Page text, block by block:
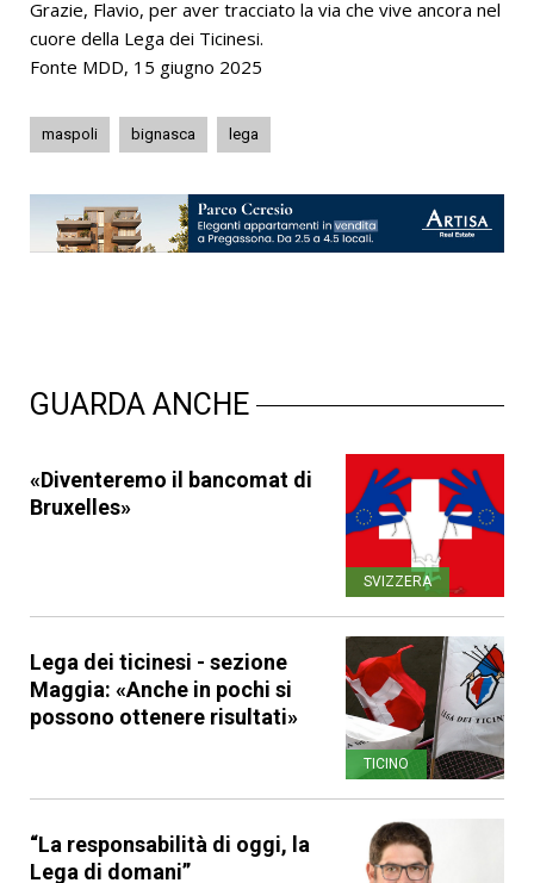
Grazie, Flavio, per aver tracciato la via che vive ancora nel
cuore della Lega dei Ticinesi.
Fonte MDD, 15 giugno 2025
maspoli bignasca lega
GUARDA ANCHE
«Diventeremo il bancomat di
Bruxelles»
SVIZZERA
Lega dei ticinesi - sezione
Maggia: «Anche in pochi si
possono ottenere risultati»
TICINO
“La responsabilità di oggi, la
Lega di domani”